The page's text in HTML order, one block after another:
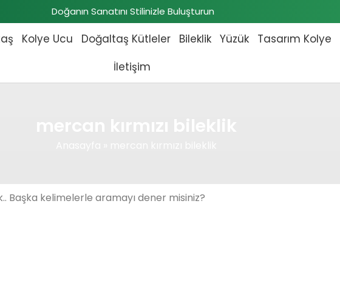
Doğanın Sanatını Stilinizle Buluşturun
Kolye Ucu Doğaltaş Kütleler Bileklik Yüzük Tasarım Kolye
İletişim
Başka kelimelerle aramayı dener misiniz?